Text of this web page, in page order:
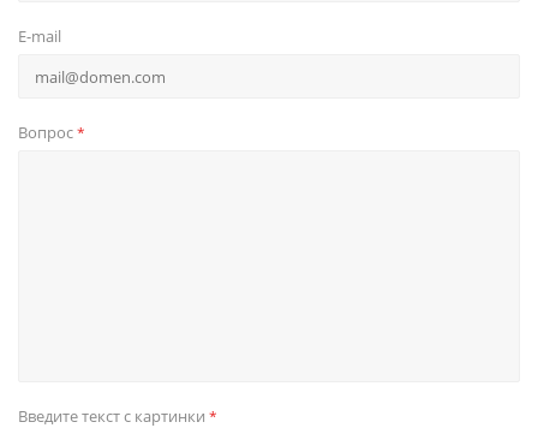
E-mail
Вопрос*
Введите текст с картинки *